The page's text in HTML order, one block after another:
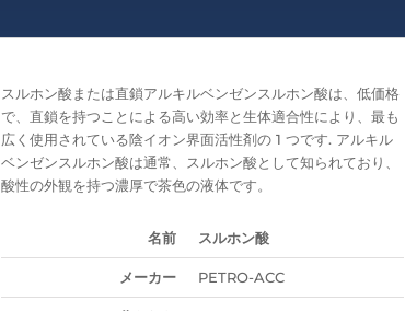
スルホン酸または直鎖アルキルベンゼンスルホン酸は、低価格
で、直鎖を持つことによる高い効率と生体適合性により、最も
広く使用されている陰イオン界面活性剤の 1 つです. アルキル
ベンゼンスルホン酸は通常、スルホン酸として知られており、
酸性の外観を持つ濃厚で茶色の液体です。
名前 スルホン酸
メーカー PETRO-ACC